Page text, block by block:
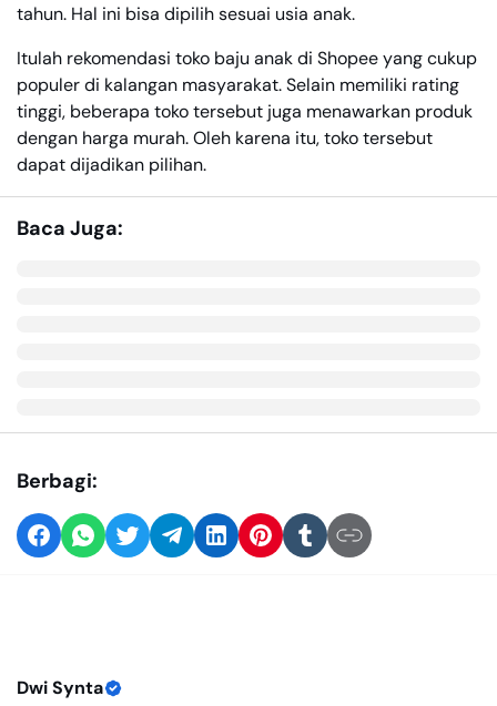
tahun. Hal ini bisa dipilih sesuai usia anak.
Itulah rekomendasi toko baju anak di Shopee yang cukup
populer di kalangan masyarakat. Selain memiliki rating
tinggi, beberapa toko tersebut juga menawarkan produk
dengan harga murah. Oleh karena itu, toko tersebut
dapat dijadikan pilihan.
Baca Juga:
Berbagi:
Dwi Synta